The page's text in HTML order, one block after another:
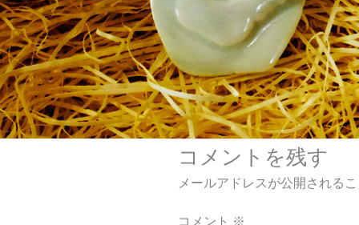
コメントを残す
メールアドレスが公開される
コメント ※